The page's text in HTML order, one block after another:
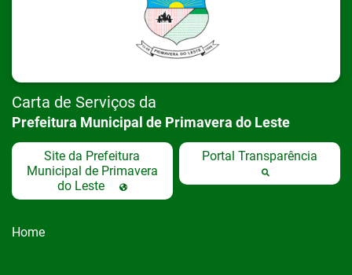
Carta de Serviços da
Prefeitura Municipal de Primavera do Leste
Site da Prefeitura
Municipal de Primavera
do Leste
Portal Transparência
Home